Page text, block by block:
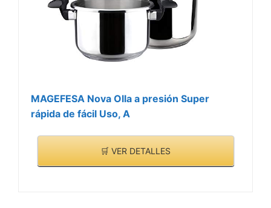
MAGEFESA Nova Olla a presión Super
rápida de fácil Uso, A
🛒 VER DETALLES